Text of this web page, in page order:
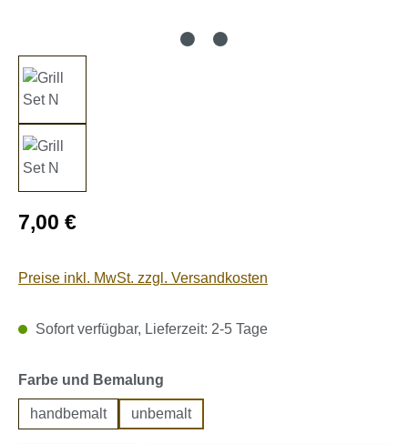
Regulärer Preis:
7,00 €
Preise inkl. MwSt. zzgl. Versandkosten
Sofort verfügbar, Lieferzeit: 2-5 Tage
Farbe und Bemalung
handbemalt unbemalt